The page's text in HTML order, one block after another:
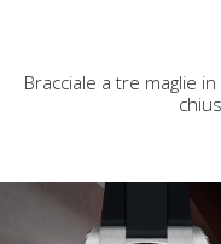
Bracciale a tre maglie